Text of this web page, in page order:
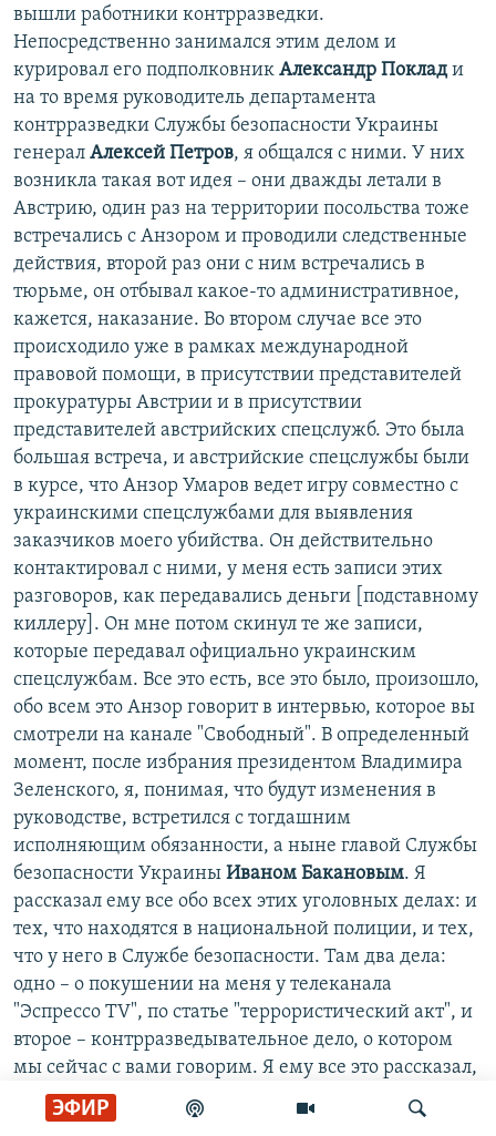
ЭФИР
вышли работники контрразведки.
Непосредственно занимался этим делом и
курировал его подполковник Александр Поклади
на то время руководитель департамента
контрразведки Службы безопасности Украины
генерал Алексей Петров, я общался с ними. У них
возникла такая вот идея – они дважды летали в
Австрию, один раз на территории посольства тоже
встречались с Анзором и проводили следственные
действия, второй раз они с ним встречались в
тюрьме, он отбывал какое-то административное,
кажется, наказание. Во втором случае все это
происходило уже в рамках международной
правовой помощи, в присутствии представителей
прокуратуры Австрии и в присутствии
представителей австрийских спецслужб. Это была
большая встреча, и австрийские спецслужбы были
в курсе, что Анзор Умаров ведет игру совместно с
украинскими спецслужбами для выявления
заказчиков моего убийства. Он действительно
контактировал с ними, у меня есть записи этих
разговоров, как передавались деньги [подставному
киллеру]. Он мне потом скинул те же записи,
которые передавал официально украинским
спецслужбам. Все это есть, все это было, произошло,
обо всем это Анзор говорит в интервью, которое вы
смотрели на канале "Свободный". В определенный
момент, после избрания президентом Владимира
Зеленского, я, понимая, что будут изменения в
руководстве, встретился с тогдашним
исполняющим обязанности, а ныне главой Службы
безопасности Украины Иваном Бакановым. Я
рассказал ему все обо всех этих уголовных делах: и
тех, что находятся в национальной полиции, и тех,
что у него в Службе безопасности. Там два дела:
одно – о покушении на меня у телеканала
"Эспрессо TV", по статье "террористический акт", и
второе – контрразведывательное дело, о котором
мы сейчас с вами говорим. Я ему все это рассказал,
он выслушал, произвел на меня очень
положительное впечатление, все записал. После